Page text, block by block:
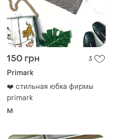
150 грн 3
Primark
❤️ стильная юбка фирмы
primark
M